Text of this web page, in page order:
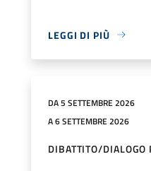
LEGGI DI PIÙ
DA 5 SETTEMBRE 2026
A 6 SETTEMBRE 2026
DIBATTITO/DIALOGO